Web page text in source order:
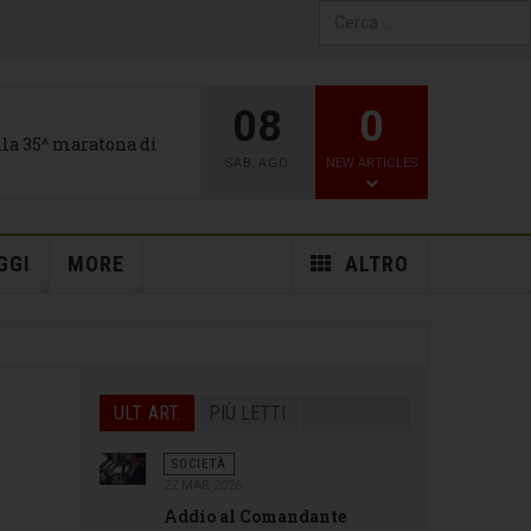
for results.
35^ maratona di
08
SAB, AGO
0
NEW ARTICLES
ALTRO
MORE
ULT. ART. PIÙ LETTI
SOCIETÀ
Addio al Comandante